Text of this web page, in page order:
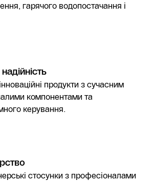
гарячого водопостачання і
продукти з сучасним
компонентами та
керування.
стосунки з професіоналами